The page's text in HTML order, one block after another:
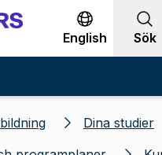
till innehållet
English Sök
Dina studier